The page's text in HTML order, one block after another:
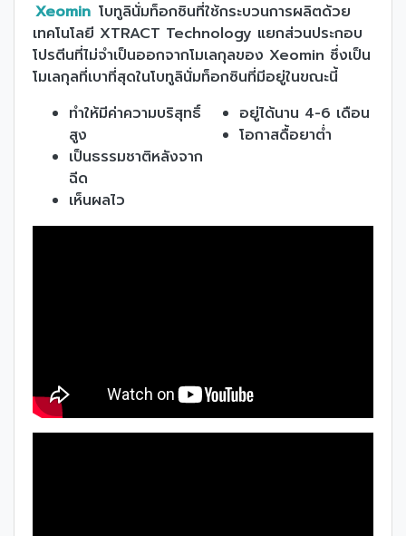
Xeomin โบทูลินั่มท็อกซินที่ใช้กระบวนการผลิตด้วย
เทคโนโลยี XTRACT Technology แยกส่วนประกอบ
โปรตีนที่ไม่จำเป็นออกจากโมเลกุลของ Xeomin ซึ่งเป็น
โมเลกุลที่เบาที่สุดในโบทูลินั่มท็อกซินที่มีอยู่ในขณะนี้
ทำให้มีค่าความบริสุทธิ์
สูง
เป็นธรรมชาติหลังจาก
ฉีด
เห็นผลไว
อยู่ได้นาน 4-6 เดือน
โอกาสดื้อยาต่ำ